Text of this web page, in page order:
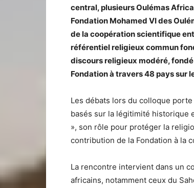
central, plusieurs Oulémas
Fondation Mohamed VI des
de la coopération scientifique
référentiel religieux commun
discours religieux modéré,
Fondation à travers 48 pays sur
Les débats lors du colloque
basés sur la légitimité historique
», son rôle pour protéger la
contribution de la Fondation à la
La rencontre intervient dans un
africains, notamment ceux du